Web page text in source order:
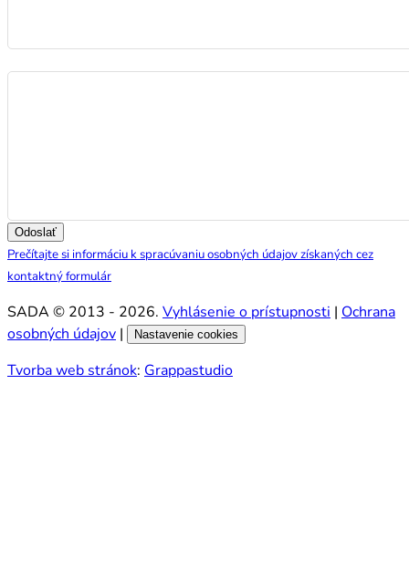
Odoslať
Prečítajte si informáciu k spracúvaniu osobných údajov získaných cez
kontaktný formulár
SADA © 2013 - 2026. Vyhlásenie o prístupnosti | Ochrana
osobných údajov | Nastavenie cookies
Tvorba web stránok: Grappastudio